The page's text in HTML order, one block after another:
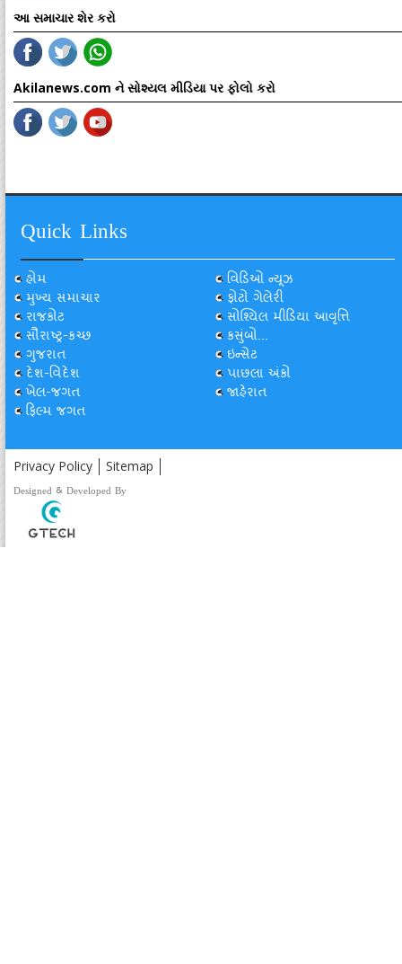
આ સમાચાર શેર કરો
Akilanews.com ને સોશ્યલ મીડિયા પર ફોલો કરો
Quick Links
હોમ
મુખ્ય સમાચાર
રાજકોટ
સૌરાષ્ટ્ર-કચ્છ
ગુજરાત
દેશ-વિદેશ
ખેલ-જગત
ફિલ્મ જગત
વિડિઓ ન્યૂઝ
ફોટો ગેલેરી
સોશ્યિલ મીડિયા આવૃત્તિ
કસુંબો...
ઇન્સેટ
પાછલા અંકો
જાહેરાત
Privacy Policy Sitemap
Designed & Developed By